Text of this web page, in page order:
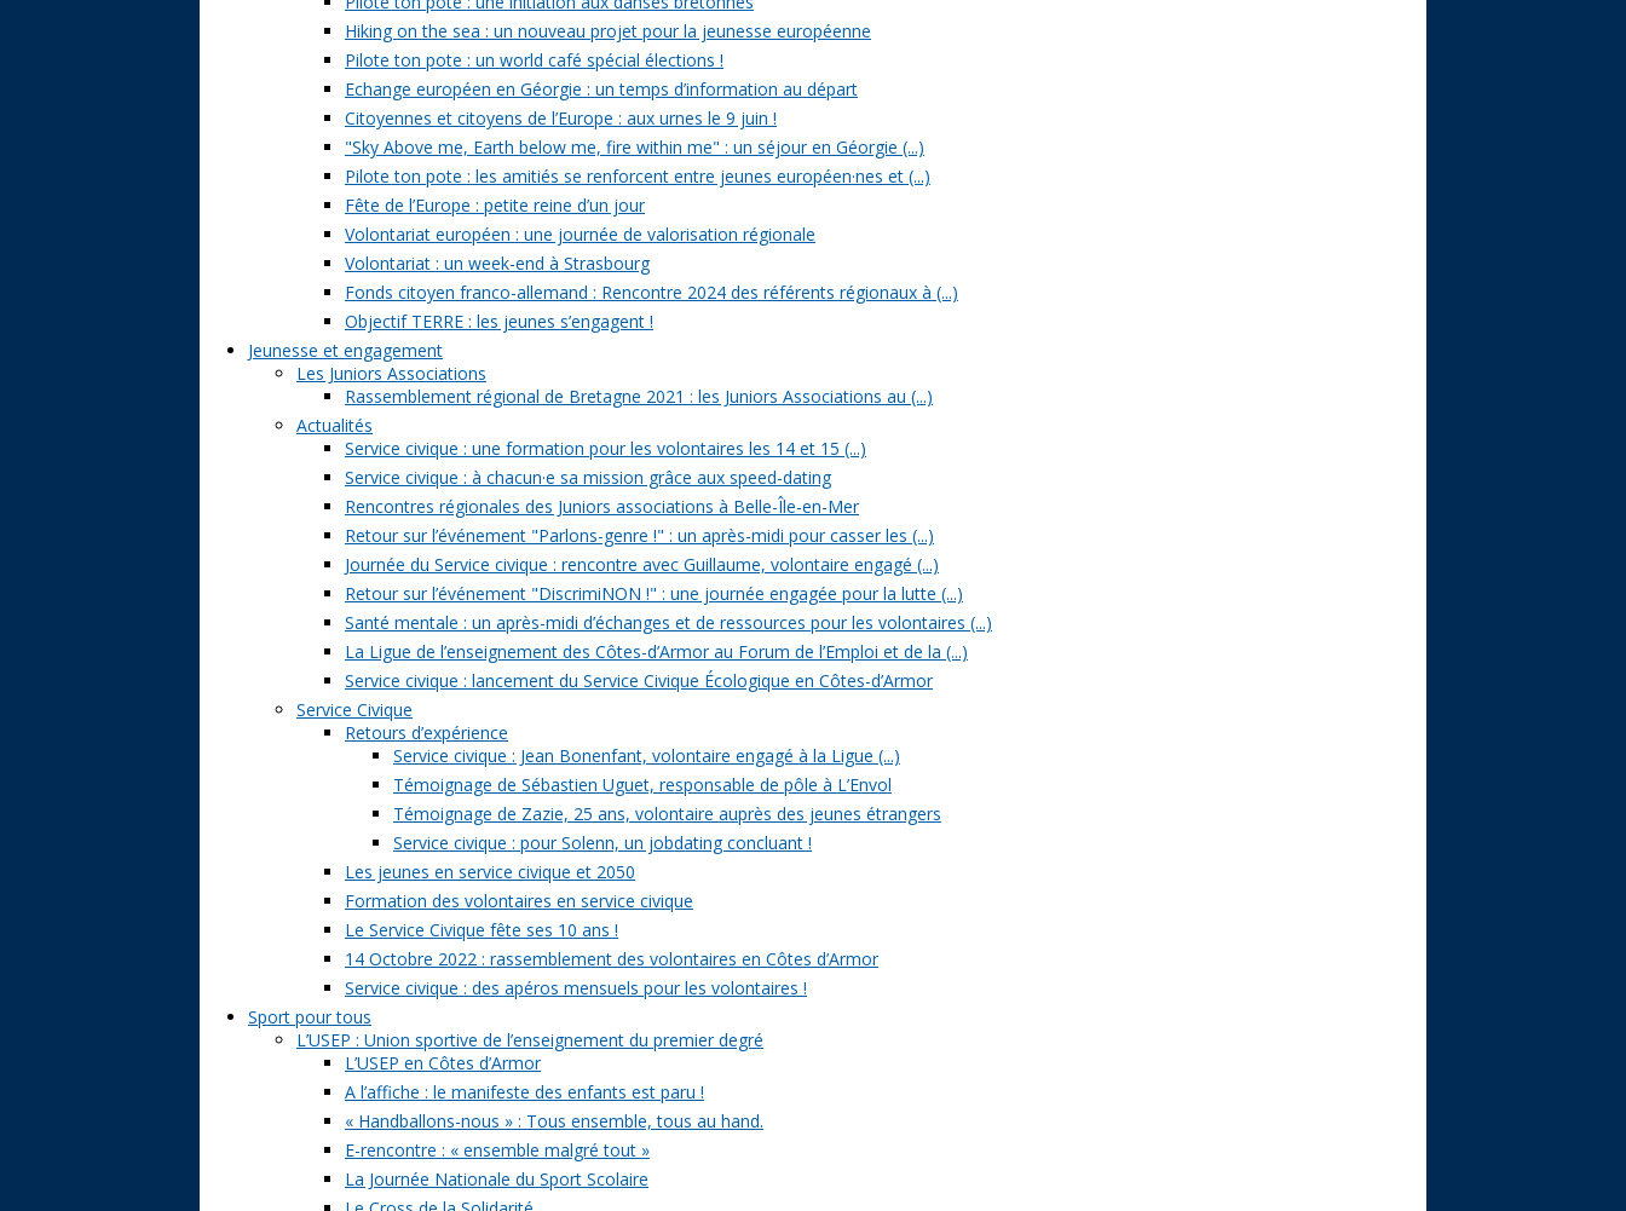
Hiking on the sea : un nouveau projet pour la jeunesse européenne
Pilote ton pote : un world café spécial élections !
Echange européen en Géorgie : un temps d’information au départ
Citoyennes et citoyens de l’Europe : aux urnes le 9 juin !
"Sky Above me, Earth below me, fire within me" : un séjour en Géorgie (...)
Pilote ton pote : les amitiés se renforcent entre jeunes européen·nes et (...)
Fête de l’Europe : petite reine d’un jour
Volontariat européen : une journée de valorisation régionale
Volontariat : un week-end à Strasbourg
Fonds citoyen franco-allemand : Rencontre 2024 des référents régionaux à (...)
Objectif TERRE : les jeunes s’engagent !
Jeunesse et engagement
Les Juniors Associations
Rassemblement régional de Bretagne 2021 : les Juniors Associations au (...)
Actualités
Service civique : une formation pour les volontaires les 14 et 15 (...)
Service civique : à chacun·e sa mission grâce aux speed-dating
Rencontres régionales des Juniors associations à Belle-Île-en-Mer
Retour sur l’événement "Parlons-genre !" : un après-midi pour casser les (...)
Journée du Service civique : rencontre avec Guillaume, volontaire engagé (...)
Retour sur l’événement "DiscrimiNON !" : une journée engagée pour la lutte (...)
Santé mentale : un après-midi d’échanges et de ressources pour les volontaires (...)
La Ligue de l’enseignement des Côtes-d’Armor au Forum de l’Emploi et de la (...)
Service civique : lancement du Service Civique Écologique en Côtes-d’Armor
Service Civique
Retours d’expérience
Service civique : Jean Bonenfant, volontaire engagé à la Ligue (...)
Témoignage de Sébastien Uguet, responsable de pôle à L’Envol
Témoignage de Zazie, 25 ans, volontaire auprès des jeunes étrangers
Service civique : pour Solenn, un jobdating concluant !
Les jeunes en service civique et 2050
Formation des volontaires en service civique
Le Service Civique fête ses 10 ans !
14 Octobre 2022 : rassemblement des volontaires en Côtes d’Armor
Service civique : des apéros mensuels pour les volontaires !
Sport pour tous
L’USEP : Union sportive de l’enseignement du premier degré
L’USEP en Côtes d’Armor
A l’affiche : le manifeste des enfants est paru !
« Handballons-nous » : Tous ensemble, tous au hand.
E-rencontre : « ensemble malgré tout »
La Journée Nationale du Sport Scolaire